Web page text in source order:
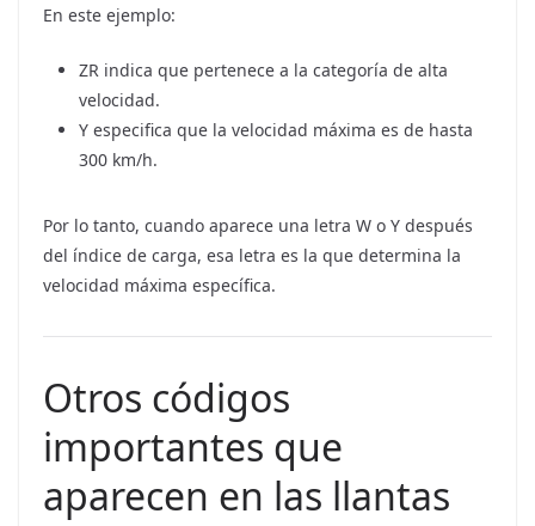
En este ejemplo:
ZR indica que pertenece a la categoría de alta
velocidad.
Y especifica que la velocidad máxima es de hasta
300 km/h.
Por lo tanto, cuando aparece una letra W o Y después
del índice de carga, esa letra es la que determina la
velocidad máxima específica.
Otros códigos
importantes que
aparecen en las llantas